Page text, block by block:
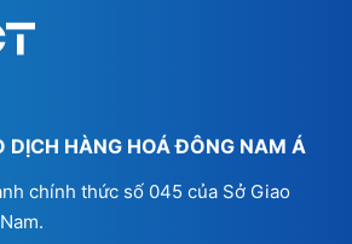
DỊCH HÀNG HOÁ ĐÔNG NAM Á
chính thức số 045 của Sở Giao